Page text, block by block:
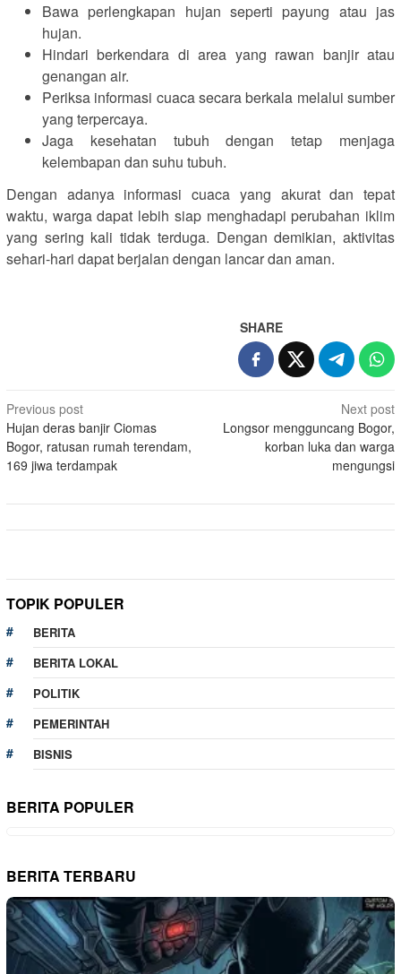
Bawa perlengkapan hujan seperti payung atau jas
hujan.
Hindari berkendara di area yang rawan banjir atau
genangan air.
Periksa informasi cuaca secara berkala melalui sumber
yang terpercaya.
Jaga kesehatan tubuh dengan tetap menjaga
kelembapan dan suhu tubuh.
Dengan adanya informasi cuaca yang akurat dan tepat
waktu, warga dapat lebih siap menghadapi perubahan iklim
yang sering kali tidak terduga. Dengan demikian, aktivitas
sehari-hari dapat berjalan dengan lancar dan aman.
SHARE
Post
navigation
Previous post
Hujan deras banjir Ciomas
Bogor, ratusan rumah terendam,
169 jiwa terdampak
Next post
Longsor mengguncang Bogor,
korban luka dan warga
mengungsi
TOPIK POPULER
BERITA
BERITA LOKAL
POLITIK
PEMERINTAH
BISNIS
BERITA POPULER
BERITA TERBARU